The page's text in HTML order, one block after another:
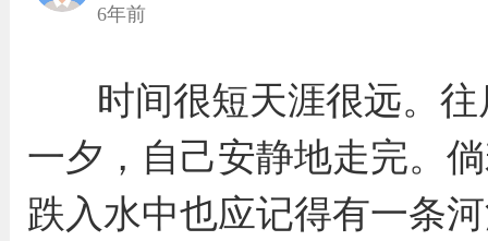
6年前
时间很短天涯很远。
一夕，自己安静地走完。
跌入水中也应记得有一条